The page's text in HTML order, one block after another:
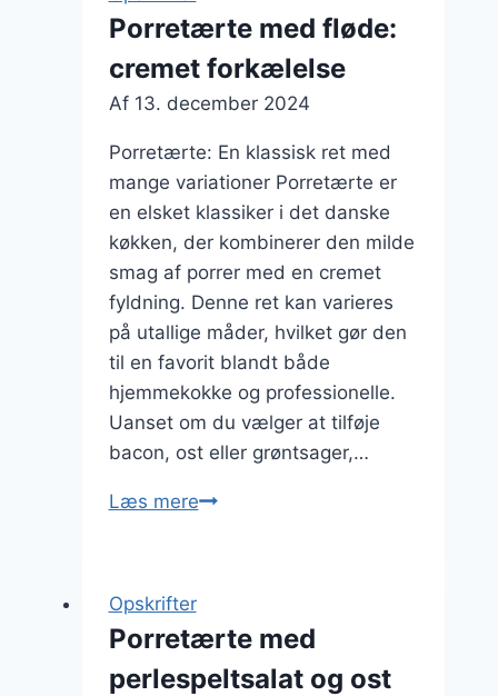
til
brunch
Porretærte med fløde:
cremet forkælelse
Af 13. december 2024
Porretærte: En klassisk ret med
mange variationer Porretærte er
en elsket klassiker i det danske
køkken, der kombinerer den milde
smag af porrer med en cremet
fyldning. Denne ret kan varieres
på utallige måder, hvilket gør den
til en favorit blandt både
hjemmekokke og professionelle.
Uanset om du vælger at tilføje
bacon, ost eller grøntsager,…
Læs merePorretærte
Opskrifter
Porretærte med
perlespeltsalat og ost